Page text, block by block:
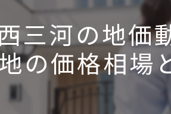
三河の地
の価格相場